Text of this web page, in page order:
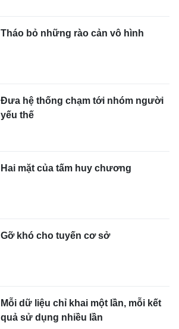
Tháo bỏ những rào cản vô hình
Đưa hệ thống chạm tới nhóm người
yếu thế
Hai mặt của tấm huy chương
Gỡ khó cho tuyến cơ sở
Mỗi dữ liệu chỉ khai một lần, mỗi kết
quả sử dụng nhiều lần